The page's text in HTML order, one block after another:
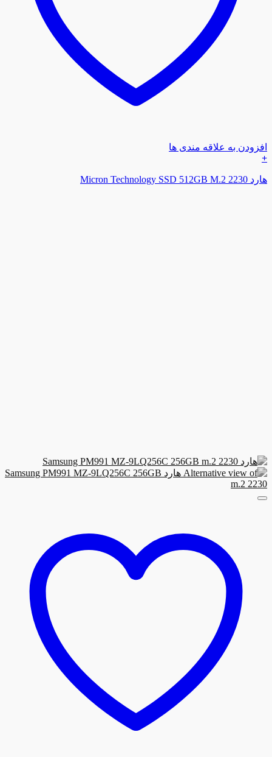
افزودن به علاقه مندی ها
+
هارد Micron Technology SSD 512GB M.2 2230